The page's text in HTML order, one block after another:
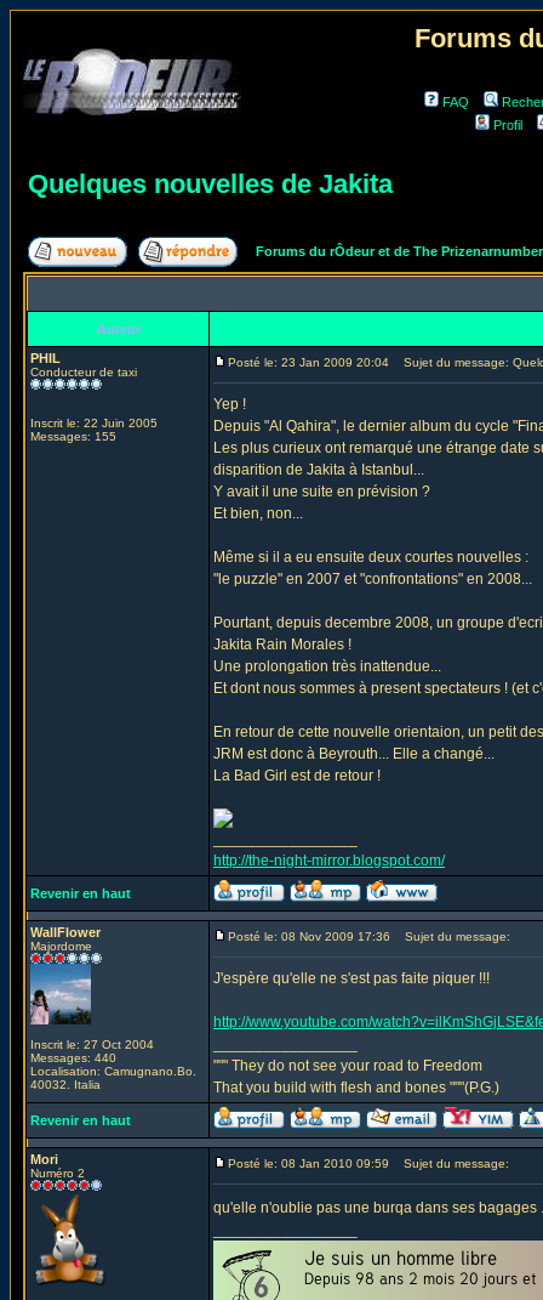
Forums
FAQ
Profil
Quelques nouvelles de Jakita
Forums du rÔdeur et de The
Auteur
PHIL
Conducteur de taxi
Inscrit le: 22 Juin 2005
Messages: 155
Posté le: 23 Jan 2009 20:04 Sujet du message:
Yep !
Depuis "Al Qahira", le dernier album du cycle
Les plus curieux ont remarqué une étrange date
disparition de Jakita à Istanbul...
Y avait il une suite en prévision ?
Et bien, non...
Même si il a eu ensuite deux courtes nouvelles :
"le puzzle" en 2007 et "confrontations" en 2008...
Pourtant, depuis decembre 2008, un groupe
Jakita Rain Morales !
Une prolongation très inattendue...
Et dont nous sommes à present spectateurs ! (et
En retour de cette nouvelle orientaion, un petit
JRM est donc à Beyrouth... Elle a changé...
La Bad Girl est de retour !
http://the-night-mirror.blogspot.com/
Revenir en haut
WallFlower
Majordome
Inscrit le: 27 Oct 2004
Messages: 440
Localisation: Camugnano.Bo.
40032. Italia
Posté le: 08 Nov 2009 17:36 Sujet du message:
J'espère qu'elle ne s'est pas faite piquer !!!
http://www.youtube.com/
""" They do not see your road to Freedom
That you build with flesh and bones """(P.G.)
Revenir en haut
Mori
Numéro 2
Posté le: 08 Jan 2010 09:59 Sujet du message:
qu'elle n'oublie pas une burqa dans ses bagages